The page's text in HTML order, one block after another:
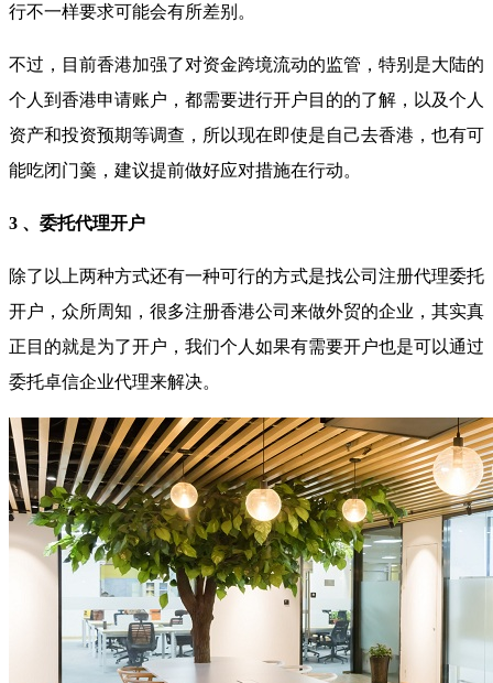
行不一样要求可能会有所差别。
不过，目前香港加强了对资金跨境流动的监管，特别是大陆的
个人到香港申请账户，都需要进行开户目的的了解，以及个人
资产和投资预期等调查，所以现在即使是自己去香港，也有可
能吃闭门羹，建议提前做好应对措施在行动。
3 、委托代理开户
除了以上两种方式还有一种可行的方式是找公司注册代理委托
开户，众所周知，很多注册香港公司来做外贸的企业，其实真
正目的就是为了开户，我们个人如果有需要开户也是可以通过
委托卓信企业代理来解决。